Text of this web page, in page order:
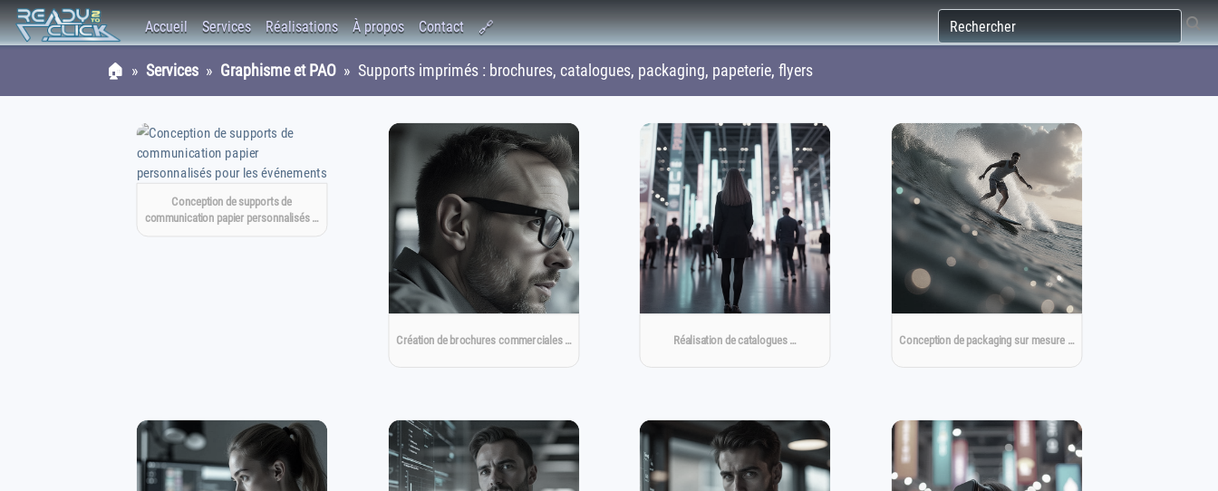
Accueil Services Réalisations À propos Contact 🔗
🏠 » Services » Graphisme et PAO » Supports imprimés : brochures, catalogues, packaging, papeterie, flyers
Conception de supports de
communication papier personnalisés …
Création de brochures commerciales … Réalisation de catalogues … Conception de packaging sur mesure …